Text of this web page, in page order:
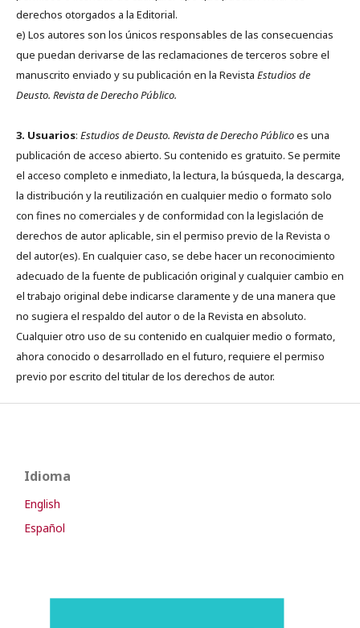
derechos otorgados a la Editorial.
e) Los autores son los únicos responsables de las consecuencias
que puedan derivarse de las reclamaciones de terceros sobre el
manuscrito enviado y su publicación en la Revista Estudios de
Deusto. Revista de Derecho Público.
3. Usuarios: Estudios de Deusto. Revista de Derecho Públicoes una
publicación de acceso abierto. Su contenido es gratuito. Se permite
el acceso completo e inmediato, la lectura, la búsqueda, la descarga,
la distribución y la reutilización en cualquier medio o formato solo
con fines no comerciales y de conformidad con la legislación de
derechos de autor aplicable, sin el permiso previo de la Revista o
del autor(es). En cualquier caso, se debe hacer un reconocimiento
adecuado de la fuente de publicación original y cualquier cambio en
el trabajo original debe indicarse claramente y de una manera que
no sugiera el respaldo del autor o de la Revista en absoluto.
Cualquier otro uso de su contenido en cualquier medio o formato,
ahora conocido o desarrollado en el futuro, requiere el permiso
previo por escrito del titular de los derechos de autor.
Idioma
English
Español